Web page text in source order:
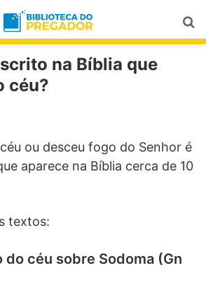
na Bíblia que
céu?
ou desceu fogo do Senhor é
aparece na Bíblia cerca de 10
textos:
do céu sobre Sodoma (Gn